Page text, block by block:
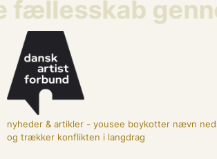
nyheder & artikler- yousee boykotter nævn
og trækker konflikten i langdrag